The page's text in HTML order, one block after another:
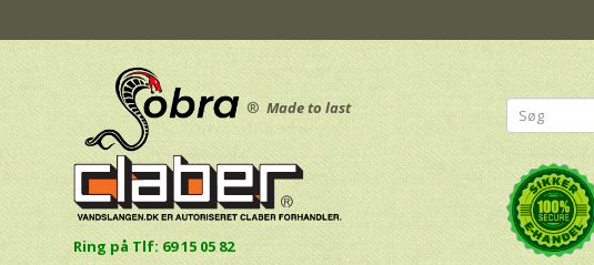
® Made to last
Ring på Tlf: 69 15 05 82